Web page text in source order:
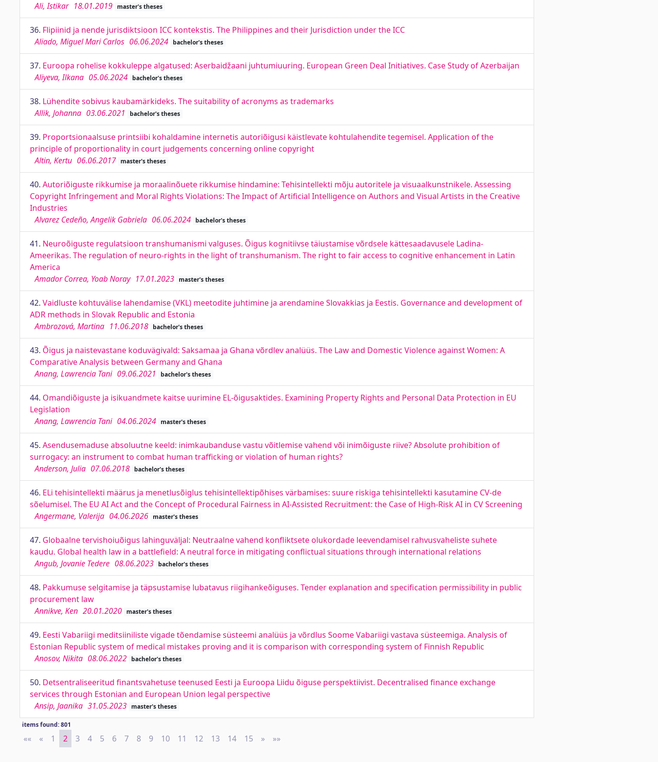
Ali, Istikar 18.01.2019 master's theses
36. Flipiinid ja nende jurisdiktsioon ICC kontekstis. The Philippines and their Jurisdiction under the ICC
Aliado, Miguel Mari Carlos 06.06.2024 bachelor's theses
37. Euroopa rohelise kokkuleppe algatused: Aserbaidžaani juhtumiuuring. European Green Deal Initiatives. Case Study of Azerbaijan
Aliyeva, Ilkana 05.06.2024 bachelor's theses
38. Lühendite sobivus kaubamärkideks. The suitability of acronyms as trademarks
Allik, Johanna 03.06.2021 bachelor's theses
39. Proportsionaalsuse printsiibi kohaldamine internetis autoriõigusi käistlevate kohtulahendite tegemisel. Application of the
principle of proportionality in court judgements concerning online copyright
Altin, Kertu 06.06.2017 master's theses
40. Autoriõiguste rikkumise ja moraalinõuete rikkumise hindamine: Tehisintellekti mõju autoritele ja visuaalkunstnikele. Assessing
Copyright Infringement and Moral Rights Violations: The Impact of Artificial Intelligence on Authors and Visual Artists in the Creative
Industries
Alvarez Cedeño, Angelik Gabriela 06.06.2024 bachelor's theses
41. Neuroõiguste regulatsioon transhumanismi valguses. Õigus kognitiivse täiustamise võrdsele kättesaadavusele Ladina-
Ameerikas. The regulation of neuro-rights in the light of transhumanism. The right to fair access to cognitive enhancement in Latin
America
Amador Correa, Yoab Noray 17.01.2023 master's theses
42. Vaidluste kohtuvälise lahendamise (VKL) meetodite juhtimine ja arendamine Slovakkias ja Eestis. Governance and development of
ADR methods in Slovak Republic and Estonia
Ambrozová, Martina 11.06.2018 bachelor's theses
43. Õigus ja naistevastane koduvägivald: Saksamaa ja Ghana võrdlev analüüs. The Law and Domestic Violence against Women: A
Comparative Analysis between Germany and Ghana
Anang, Lawrencia Tani 09.06.2021 bachelor's theses
44. Omandiõiguste ja isikuandmete kaitse uurimine EL-õigusaktides. Examining Property Rights and Personal Data Protection in EU
Legislation
Anang, Lawrencia Tani 04.06.2024 master's theses
45. Asendusemaduse absoluutne keeld: inimkaubanduse vastu võitlemise vahend või inimõiguste riive? Absolute prohibition of
surrogacy: an instrument to combat human trafficking or violation of human rights?
Anderson, Julia 07.06.2018 bachelor's theses
46. ELi tehisintellekti määrus ja menetlusõiglus tehisintellektipõhises värbamises: suure riskiga tehisintellekti kasutamine CV-de
sõelumisel. The EU AI Act and the Concept of Procedural Fairness in AI-Assisted Recruitment: the Case of High-Risk AI in CV Screening
Angermane, Valerija 04.06.2026 master's theses
47. Globaalne tervishoiuõigus lahinguväljal: Neutraalne vahend konfliktsete olukordade leevendamisel rahvusvaheliste suhete
kaudu. Global health law in a battlefield: A neutral force in mitigating conflictual situations through international relations
Angub, Jovanie Tedere 08.06.2023 bachelor's theses
48. Pakkumuse selgitamise ja täpsustamise lubatavus riigihankeõiguses. Tender explanation and specification permissibility in public
procurement law
Annikve, Ken 20.01.2020 master's theses
49. Eesti Vabariigi meditsiiniliste vigade tõendamise süsteemi analüüs ja võrdlus Soome Vabariigi vastava süsteemiga. Analysis of
Estonian Republic system of medical mistakes proving and it is comparison with corresponding system of Finnish Republic
Anosov, Nikita 08.06.2022 bachelor's theses
50. Detsentraliseeritud finantsvahetuse teenused Eesti ja Euroopa Liidu õiguse perspektiivist. Decentralised finance exchange
services through Estonian and European Union legal perspective
Ansip, Jaanika 31.05.2023 master's theses
items found: 801
«« First
« Previous
1 2 3 4 5 6 7 8 9 10 11 12 13 14 15 » Next
»»